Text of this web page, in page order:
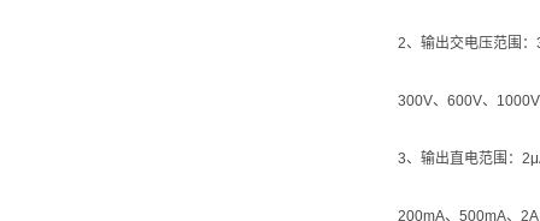
2、输出交电压范围
300V、600V、
3、输出直电范围：
200mA、500mA、